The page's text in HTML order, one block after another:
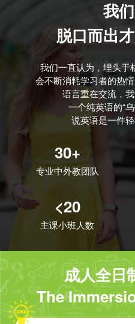
我
脱口而出
我们一直认为，埋头于
会不断消耗学习者的热
语言重在交流，
一个纯英语的“
说英语是一件
30+
专业中外教团队
<20
主课小班人数
成人全日
The